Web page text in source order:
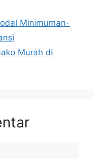
Minimuman-
Murah di